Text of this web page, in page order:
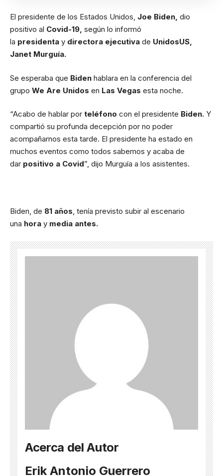
El presidente de los Estados Unidos, Joe Biden, dio
positivo al Covid-19, según lo informó
la presidenta y directora ejecutiva de UnidosUS,
Janet Murguía.
Se esperaba que Biden hablara en la conferencia del
grupo We Are Unidos en Las Vegas esta noche.
“Acabo de hablar por teléfono con el presidente Biden. Y
compartió su profunda decepción por no poder
acompañarnos esta tarde. El presidente ha estado en
muchos eventos como todos sabemos y acaba de
dar positivo a Covid”, dijo Murguía a los asistentes.
Biden, de 81 años, tenía previsto subir al escenario
una hora y media antes.
Acerca del Autor
Erik Antonio Guerrero